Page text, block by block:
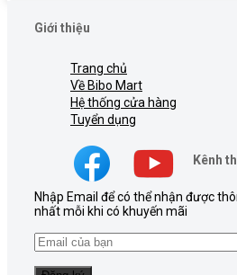
Giới thiệu
Trang chủ
Về Bibo Mart
Hệ thống cửa hàng
Tuyển dụng
Kênh
Nhập Email để có thể nhận được
nhất mỗi khi có khuyến mãi